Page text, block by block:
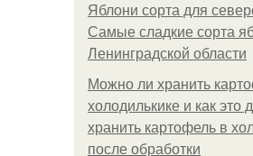
Яблони сорта для
Самые сладкие сорта
Ленинградской области
Можно ли хранить
холодилькике и как это
хранить картофель в
после обработки